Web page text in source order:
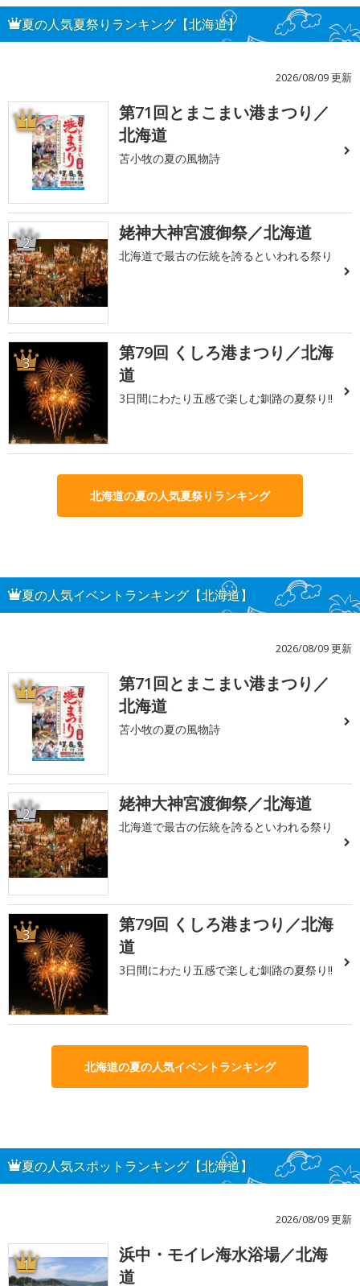
夏の人気夏祭りランキング【北海道】
2026/08/09 更新
1
第71回とまこまい港まつり／
北海道
苫小牧の夏の風物詩
2 姥神大神宮渡御祭／北海道
北海道で最古の伝統を誇るといわれる祭り
3
第79回 くしろ港まつり／北海
道
3日間にわたり五感で楽しむ釧路の夏祭り!!
北海道の夏の人気夏祭りランキング
夏の人気イベントランキング【北海道】
2026/08/09 更新
1
第71回とまこまい港まつり／
北海道
苫小牧の夏の風物詩
2 姥神大神宮渡御祭／北海道
北海道で最古の伝統を誇るといわれる祭り
3
第79回 くしろ港まつり／北海
道
3日間にわたり五感で楽しむ釧路の夏祭り!!
北海道の夏の人気イベントランキング
夏の人気スポットランキング【北海道】
2026/08/09 更新
1
浜中・モイレ海水浴場／北海
道